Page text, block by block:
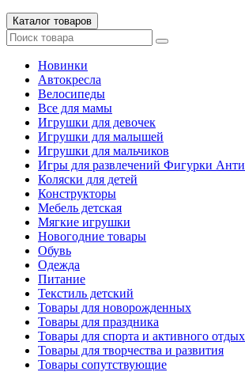
Каталог товаров
Новинки
Автокресла
Велосипеды
Все для мамы
Игрушки для девочек
Игрушки для малышей
Игрушки для мальчиков
Игры для развлечений Фигурки
Коляски для детей
Конструкторы
Мебель детская
Мягкие игрушки
Новогодние товары
Обувь
Одежда
Питание
Текстиль детский
Товары для новорожденных
Товары для праздника
Товары для спорта и активного
Товары для творчества и развития
Товары сопутствующие